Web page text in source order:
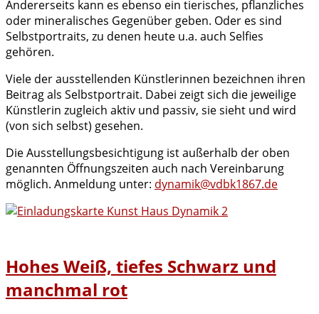
Andererseits kann es ebenso ein tierisches, pflanzliches
oder mineralisches Gegenüber geben. Oder es sind
Selbstportraits, zu denen heute u.a. auch Selfies
gehören.
Viele der ausstellenden Künstlerinnen bezeichnen ihren
Beitrag als Selbstportrait. Dabei zeigt sich die jeweilige
Künstlerin zugleich aktiv und passiv, sie sieht und wird
(von sich selbst) gesehen.
Die Ausstellungsbesichtigung ist außerhalb der oben
genannten Öffnungszeiten auch nach Vereinbarung
möglich. Anmeldung unter: dynamik@vdbk1867.de
Hohes Weiß, tiefes Schwarz und
manchmal rot